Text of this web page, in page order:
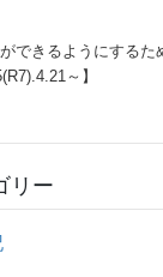
できるようにするた
～】
リー